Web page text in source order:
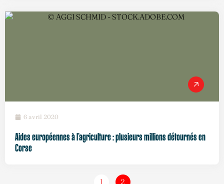
6 avril 2020
Aides européennes à l’agriculture : plusieurs millions détournés en
Corse
1 2